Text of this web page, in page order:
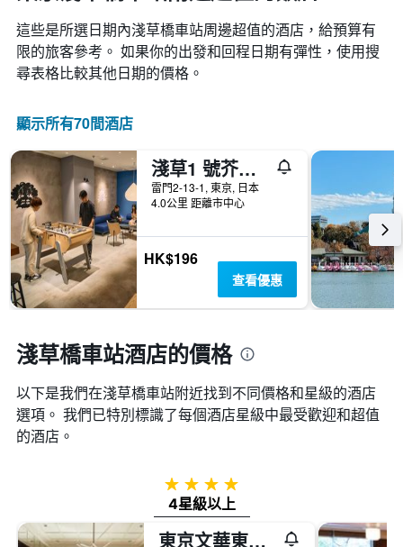
這些是所選日期內淺草橋車站​周邊超值的​酒店，給預算有
限的旅客參考。 如果你的出發和回程日期有彈性，使用搜
尋表格比較其他日期的價格。
顯示所有70間酒店
淺草1 號芥末酒店
雷門2-13-1, 東京, 日本
4.0公里 距離市中心
HK$196
查看優惠
淺草橋車站酒店的價格
以下是我們在淺草橋車站​附近找到不同價格和星級的酒店
選項。 我們已特別標識了每個酒店星級中最受歡迎和超值
的酒店。
4星級
4星級以上
東京文華東方酒店